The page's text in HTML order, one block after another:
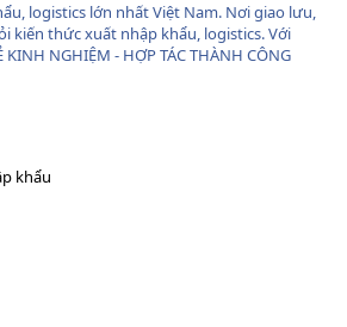
logistics lớn nhất Việt Nam. Nơi giao lưu,
kiến thức xuất nhập khẩu, logistics. Với
NGHIỆM - HỢP TÁC THÀNH CÔNG
khẩu